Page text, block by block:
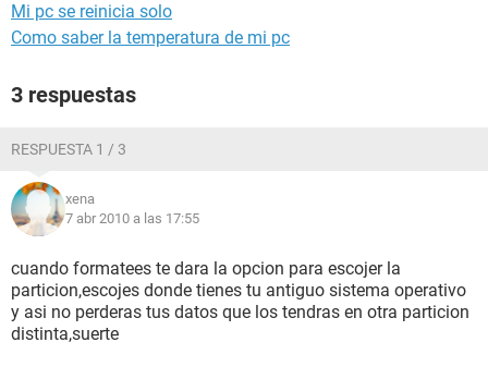
Mi pc se reinicia solo
Como saber la temperatura de mi pc
3 respuestas
RESPUESTA 1 / 3
xena
7 abr 2010 a las 17:55
cuando formatees te dara la opcion para escojer la
particion,escojes donde tienes tu antiguo sistema operativo
y asi no perderas tus datos que los tendras en otra particion
distinta,suerte